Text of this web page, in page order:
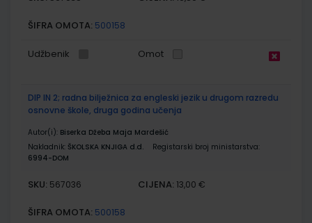
ŠIFRA OMOTA: 500158
Udžbenik Omot
DIP IN 2; radna bilježnica za engleski jezik u drugom razredu
osnovne škole, druga godina učenja
Autor(i): Biserka Džeba Maja Mardešić
Nakladnik: ŠKOLSKA KNJIGA d.d.
Registarski broj ministarstva:
6994-DOM
SKU: 567036 CIJENA: 13,00 €
ŠIFRA OMOTA: 500158